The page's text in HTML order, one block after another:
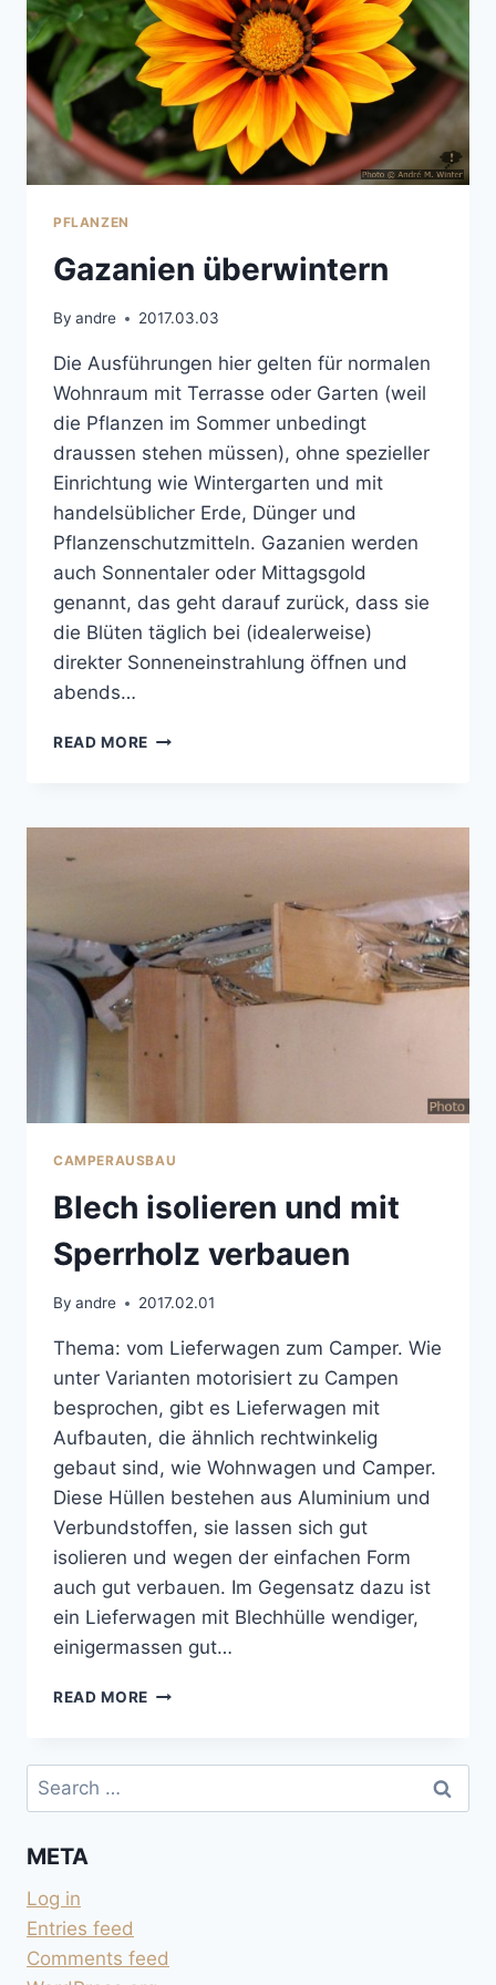
PFLANZEN
Gazanien überwintern
By andre 2017.03.03
Die Ausführungen hier gelten für normalen
Wohnraum mit Terrasse oder Garten (weil
die Pflanzen im Sommer unbedingt
draussen stehen müssen), ohne spezieller
Einrichtung wie Wintergarten und mit
handelsüblicher Erde, Dünger und
Pflanzenschutzmitteln. Gazanien werden
auch Sonnentaler oder Mittagsgold
genannt, das geht darauf zurück, dass sie
die Blüten täglich bei (idealerweise)
direkter Sonneneinstrahlung öffnen und
abends…
READ MORE GAZANIEN
CAMPERAUSBAU
Blech isolieren und mit
Sperrholz verbauen
By andre 2017.02.01
Thema: vom Lieferwagen zum Camper. Wie
unter Varianten motorisiert zu Campen
besprochen, gibt es Lieferwagen mit
Aufbauten, die ähnlich rechtwinkelig
gebaut sind, wie Wohnwagen und Camper.
Diese Hüllen bestehen aus Aluminium und
Verbundstoffen, sie lassen sich gut
isolieren und wegen der einfachen Form
auch gut verbauen. Im Gegensatz dazu ist
ein Lieferwagen mit Blechhülle wendiger,
einigermassen gut…
READ MORE BLECH
MIT
VERBAUEN
Search
for:
META
Log in
Entries feed
Comments feed